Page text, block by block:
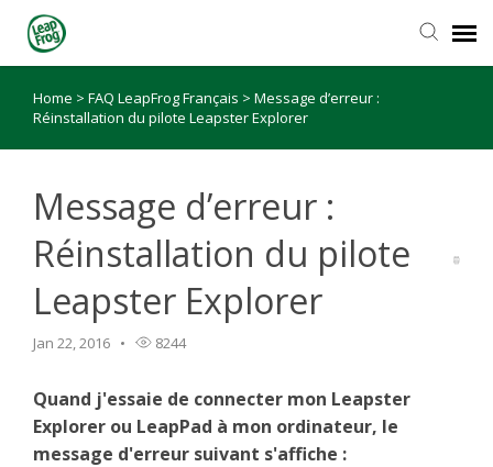
Home > FAQ LeapFrog Français > Message d’erreur :
Réinstallation du pilote Leapster Explorer
Message d’erreur :
Réinstallation du pilote
Leapster Explorer
Jan 22, 2016 8244
Quand j'essaie de connecter mon Leapster
Explorer ou LeapPad à mon ordinateur, le
message d'erreur suivant s'affiche :